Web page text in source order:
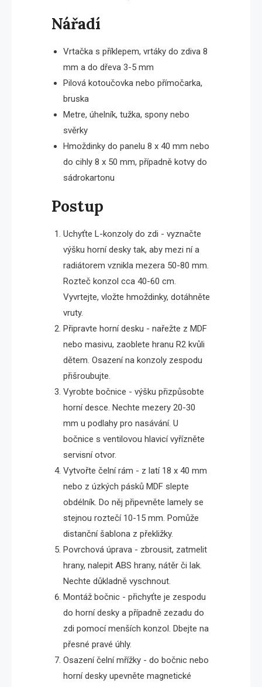
Nářadí
Vrtačka s příklepem, vrtáky do zdiva 8
mm a do dřeva 3-5 mm
Pilová kotoučovka nebo přímočarka,
bruska
Metre, úhelník, tužka, spony nebo
svěrky
Hmoždinky do panelu 8 x 40 mm nebo
do cihly 8 x 50 mm, případně kotvy do
sádrokartonu
Postup
Uchyťte L-konzoly do zdi - vyznačte
výšku horní desky tak, aby mezi ní a
radiátorem vznikla mezera 50-80 mm.
Rozteč konzol cca 40-60 cm.
Vyvrtejte, vložte hmoždinky, dotáhněte
vruty.
Připravte horní desku - nařežte z MDF
nebo masivu, zaoblete hranu R2 kvůli
dětem. Osazení na konzoly zespodu
přišroubujte.
Vyrobte bočnice - výšku přizpůsobte
horní desce. Nechte mezery 20-30
mm u podlahy pro nasávání. U
bočnice s ventilovou hlavicí vyřízněte
servisní otvor.
Vytvořte čelní rám - z latí 18 x 40 mm
nebo z úzkých pásků MDF slepte
obdélník. Do něj připevněte lamely se
stejnou roztečí 10-15 mm. Pomůže
distanční šablona z překližky.
Povrchová úprava - zbrousit, zatmelit
hrany, nalepit ABS hrany, nátěr či lak.
Nechte důkladně vyschnout.
Montáž bočnic - přichyťte je zespodu
do horní desky a případně zezadu do
zdi pomocí menších konzol. Dbejte na
přesné pravé úhly.
Osazení čelní mřížky - do bočnic nebo
horní desky upevněte magnetické